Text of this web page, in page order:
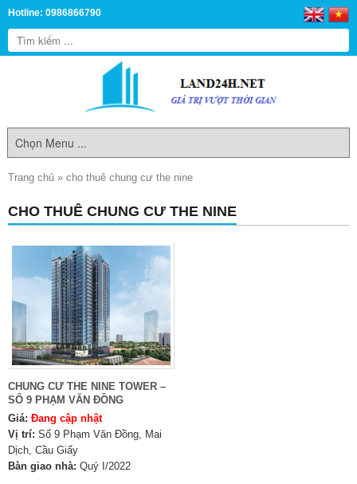
Hotline: 0986866790
Trang chủ » cho thuê chung cư the nine
CHO THUÊ CHUNG CƯ THE NINE
CHUNG CƯ THE NINE TOWER –
SỐ 9 PHẠM VĂN ĐỒNG
Giá: Đang cập nhật
Vị trí: Số 9 Phạm Văn Đồng, Mai
Dịch, Cầu Giấy
Bàn giao nhà: Quý I/2022